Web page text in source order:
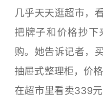
几乎天天逛超市，
把牌子和价格抄下
购。她告诉记者，
抽屉式整理柜，价
在超市里看卖339